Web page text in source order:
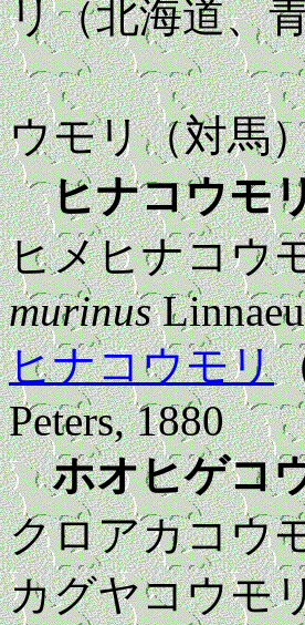
リ（北海道、
コウ
ウモリ（対馬
ヒナコウモ
ヒメヒナコウ
murinus
ヒナコウモリ
Peters, 1880
ホオヒゲコ
クロアカコウ
カグヤコウモ